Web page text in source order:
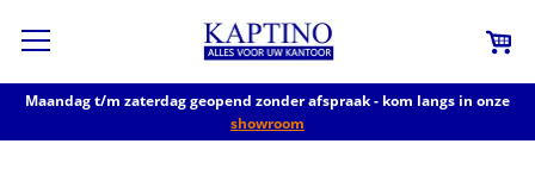
Maandag t/m zaterdag geopend zonder afspraak - kom langs in onze
showroom